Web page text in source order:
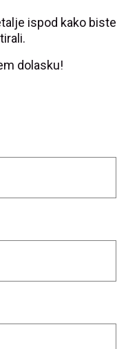
ispod kako biste
dolasku!